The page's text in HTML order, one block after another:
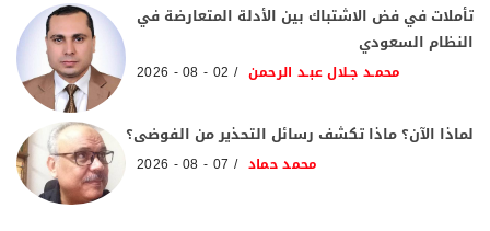
تأملات في فض الاشتباك بين الأدلة المتعارضة في
النظام السعودي
محمـد جـلال عبـد الرحمن 02 - 08 - 2026
لماذا الآن؟ ماذا تكشف رسائل التحذير من الفوضى؟
محمد حماد 07 - 08 - 2026